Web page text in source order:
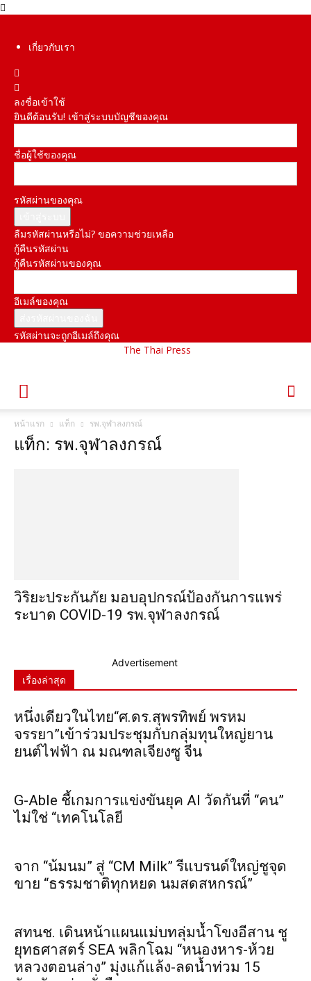
เกี่ยวกับเรา
ลงชื่อเข้าใช้
ยินดีต้อนรับ! เข้าสู่ระบบบัญชีของคุณ
ชื่อผู้ใช้ของคุณ
รหัสผ่านของคุณ
ลืมรหัสผ่านหรือไม่? ขอความช่วยเหลือ
กู้คืนรหัสผ่าน
กู้คืนรหัสผ่านของคุณ
อีเมล์ของคุณ
รหัสผ่านจะถูกอีเมล์ถึงคุณ
The Thai Press
หน้าแรก แท็ก รพ.จุฬาลงกรณ์
แท็ก: รพ.จุฬาลงกรณ์
วิริยะประกันภัย มอบอุปกรณ์ป้องกันการแพร่
ระบาด COVID-19 รพ.จุฬาลงกรณ์
Advertisement
เรื่องล่าสุด
หนึ่งเดียวในไทย“ศ.ดร.สุพรทิพย์ พรหม
จรรยา”เข้าร่วมประชุมกับกลุ่มทุนใหญ่ยาน
ยนต์ไฟฟ้า ณ มณฑลเจียงซู จีน
G-Able ชี้เกมการแข่งขันยุค AI วัดกันที่ “คน”
ไม่ใช่ “เทคโนโลยี
จาก “น้มนม” สู่ “CM Milk” รีแบรนด์ใหญ่ชูจุด
ขาย “ธรรมชาติทุกหยด นมสดสหกรณ์”
สทนช. เดินหน้าแผนแม่บทลุ่มน้ำโขงอีสาน ชู
ยุทธศาสตร์ SEA พลิกโฉม “หนองหาร-ห้วย
หลวงตอนล่าง” มุ่งแก้แล้ง-ลดน้ำท่วม 15